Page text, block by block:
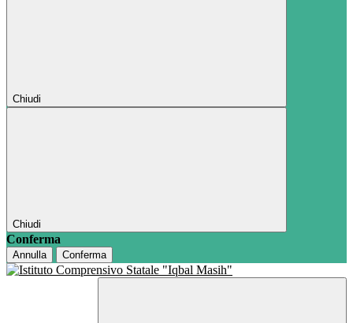
Chiudi
Chiudi
Conferma
Annulla Conferma